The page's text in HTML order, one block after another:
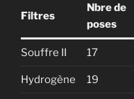
Filtres
Nbre de
poses
Souffre II 17
Hydrogène 19